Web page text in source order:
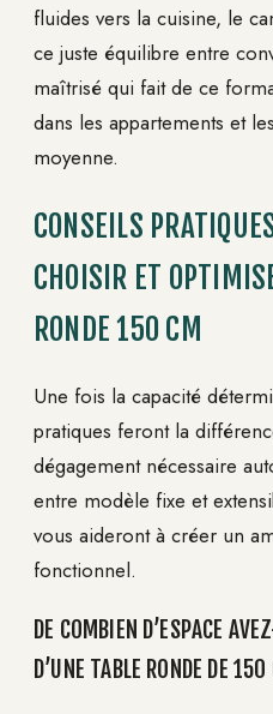
fluides vers la cuisine, le
ce juste équilibre entre
maîtrisé qui fait de ce
dans les appartements et
moyenne.
CONSEILS
CHOISIR ET
RONDE 150 CM
Une fois la capacité
pratiques feront la
dégagement nécessaire
entre modèle fixe et
vous aideront à créer un
fonctionnel.
DE COMBIEN D’ESPACE
D’UNE TABLE RONDE DE